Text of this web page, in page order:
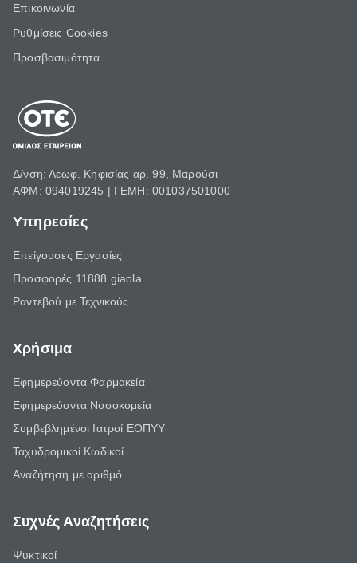
Επικοινωνία
Ρυθμίσεις Cookies
Προσβασιμότητα
Δ/νση: Λεωφ. Κηφισίας αρ. 99, Μαρούσι
ΑΦΜ: 094019245 | ΓΕΜΗ: 001037501000
Υπηρεσίες
Επείγουσες Εργασίες
Προσφορές 11888 giaola
Ραντεβού με Τεχνικούς
Χρήσιμα
Εφημερεύοντα Φαρμακεία
Εφημερεύοντα Νοσοκομεία
Συμβεβλημένοι Ιατροί ΕΟΠΥΥ
Ταχυδρομικοί Κωδικοί
Αναζήτηση με αριθμό
Συχνές Αναζητήσεις
Ψυκτικοί